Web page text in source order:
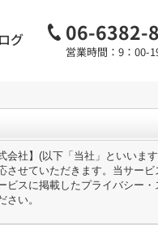
グ 06-6382-
営業時間：9：00-
会社】(以下「当社」といいま
させていただきます。当サー
ビスに掲載したプライバシー
さい。